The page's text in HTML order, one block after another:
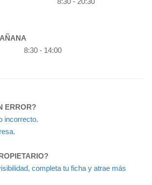
8:30 - 14:00
ERROR?
incorrecto.
completa tu ficha y atrae más